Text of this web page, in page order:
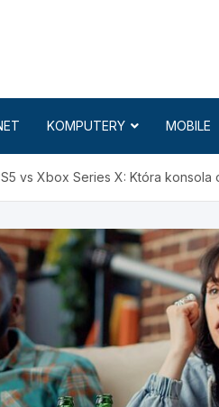
KOMPUTERY MOBILE
vs Xbox Series X: Która